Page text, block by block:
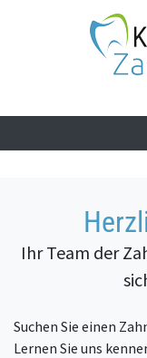
Ihr Team der
Suchen Sie einen
Lernen Sie uns